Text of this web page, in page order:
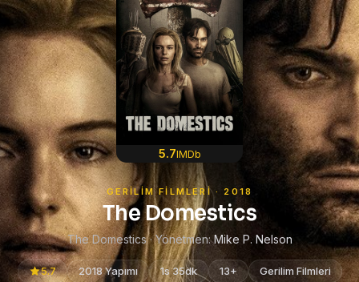
5.7IMDb
GERILIM FILMLERI · 2018
The Domestics
The Domestics · Yönetmen:Mike P. Nelson
5.7 2018 Yapımı 1s 35dk 13+
Gerilim Filmleri